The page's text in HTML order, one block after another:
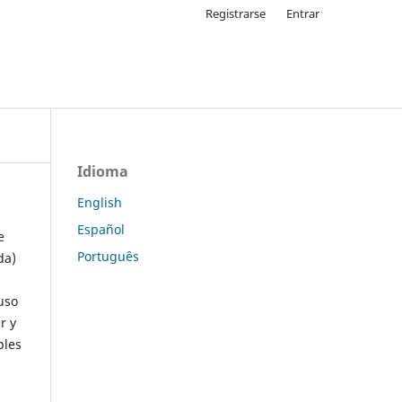
Registrarse Entrar
y
Idioma
English
Español
Português